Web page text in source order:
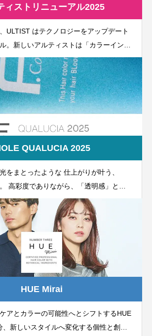
ィストリニューアル2025
ULTIST はテクノロジーをアップデート
。新しいアルティストは「カラーインコ
がアップデート！タンパク変性に着目
アテクノロジー」が「トリプルヘアプロ
パワーアップ
QUALUCIA 2025
をまとったような 仕上がりが叶う、
と
現できる高明度カラー。 まるで絵の具
的に自由なカラーが創造できます。 植
ジケア成分＊で頭皮と髪をケア。
HUE Mirai
アとカラーの可能性へとシフトするHUE
新しいスタイルへ変化する個性と創造